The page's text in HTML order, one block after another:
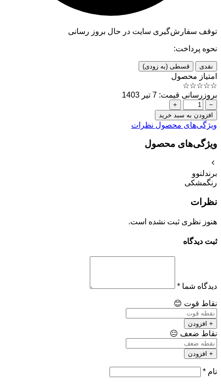
توقف سفارش‌گیری سایت در حال بروز رسانی
نحوه پرداخت:
نقدی قسطی (به زودی)
امتیاز محصول
☆
☆
☆
☆
☆
بروزرسانی قیمت: 7 تیر 1403
−
+
افزودن به سبد خرید
ویژگی‌های محصول نظرات
ویژگی‌های محصول
برندلنوو
رنگمشکی
نظرات
هنوز نظری ثبت نشده است.
ثبت دیدگاه
دیدگاه شما *
نقاط قوت 😊
+ افزودن
نقاط ضعف 😐
+ افزودن
نام *